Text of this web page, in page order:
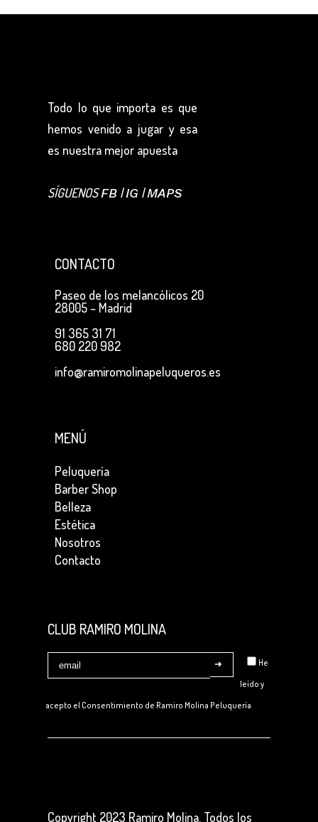
Todo lo que importa es que
hemos venido a jugar y esa
es nuestra mejor apuesta
SÍGUENOSFB |IG |MAPS
CONTACTO
Paseo de los melancólicos 20
28005 – Madrid
91 365 31 71
680 220 982
info@ramiromolinapeluqueros.es
MENÚ
Peluquería
Barber Shop
Belleza
Estética
Nosotros
Contacto
CLUB RAMIRO MOLINA
He
leído y
acepto el Consentimiento de Ramiro Molina Peluquería
Copyright 2023 Ramiro Molina. Todos los